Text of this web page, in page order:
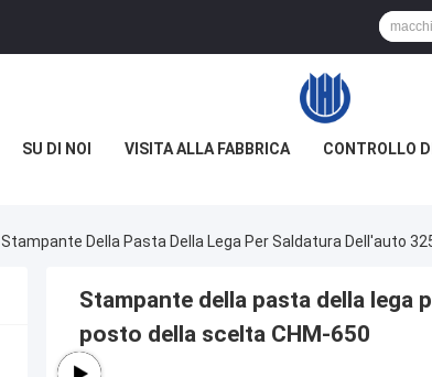
SU DI NOI VISITA ALLA FABBRICA CONTROLLO
Stampante Della Pasta Della Lega Per Saldatura Dell'auto
Stampante della pasta della lega
posto della scelta CHM-650